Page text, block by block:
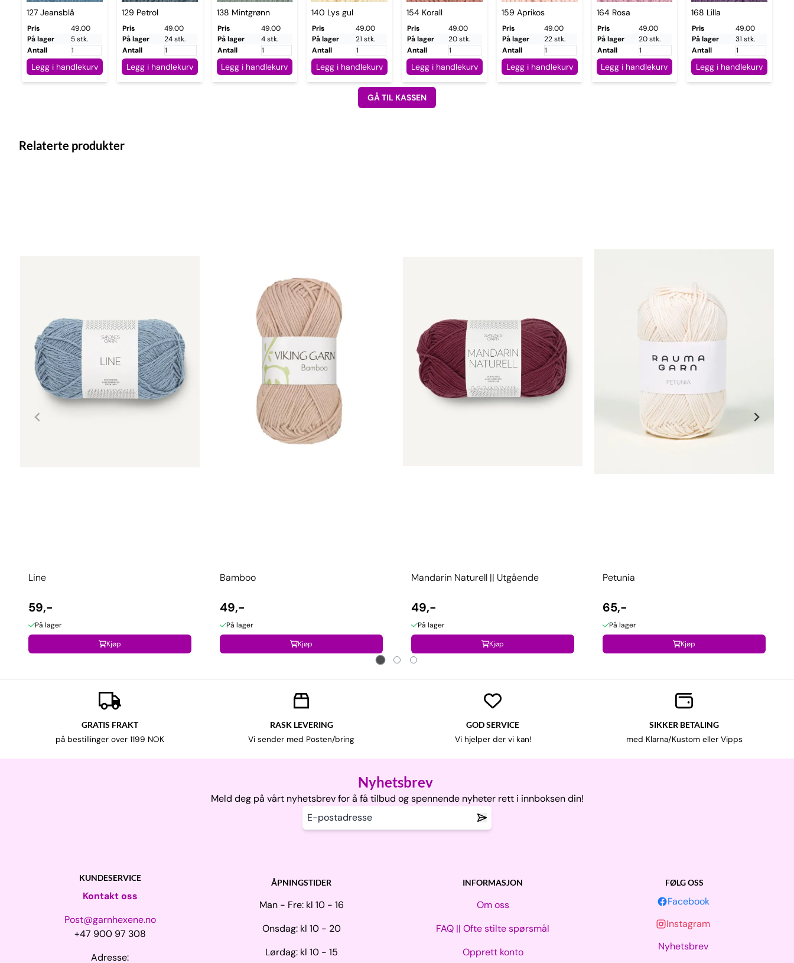
127 Jeansblå
Pris
49.00
På lager
5 stk.
Antall
Legg i handlekurv
129 Petrol
Pris
49.00
På lager
24 stk.
Antall
Legg i handlekurv
138 Mintgrønn
Pris
49.00
På lager
4 stk.
Antall
Legg i handlekurv
140 Lys gul
Pris
49.00
På lager
21 stk.
Antall
Legg i handlekurv
154 Korall
Pris
49.00
På lager
20 stk.
Antall
Legg i handlekurv
159 Aprikos
Pris
49.00
På lager
22 stk.
Antall
Legg i handlekurv
164 Rosa
Pris
49.00
På lager
20 stk.
Antall
Legg i handlekurv
168 Lilla
Pris
49.00
På lager
31 stk.
Antall
Legg i handlekurv
GÅ TIL KASSEN
Relaterte produkter
Line
59,-
På lager
Kjøp
Bamboo
49,-
På lager
Kjøp
Mandarin Naturell || Utgående
49,-
På lager
Kjøp
Petunia
65,-
På lager
Kjøp
GRATIS FRAKT
på bestillinger over 1199 NOK
RASK LEVERING
Vi sender med Posten/bring
GOD SERVICE
Vi hjelper der vi kan!
SIKKER BETALING
med Klarna/Kustom eller Vipps
Nyhetsbrev
Meld deg på vårt nyhetsbrev for å få tilbud og spennende nyheter rett i innboksen din!
KUNDESERVICE
Kontakt oss
Post@garnhexene.no
+47 900 97 308
Adresse:
ÅPNINGSTIDER
Man - Fre: kl 10 - 16
Onsdag: kl 10 - 20
Lørdag: kl 10 - 15
INFORMASJON
Om oss
FAQ || Ofte stilte spørsmål
Opprett konto
FØLG OSS
Facebook
Instagram
Nyhetsbrev